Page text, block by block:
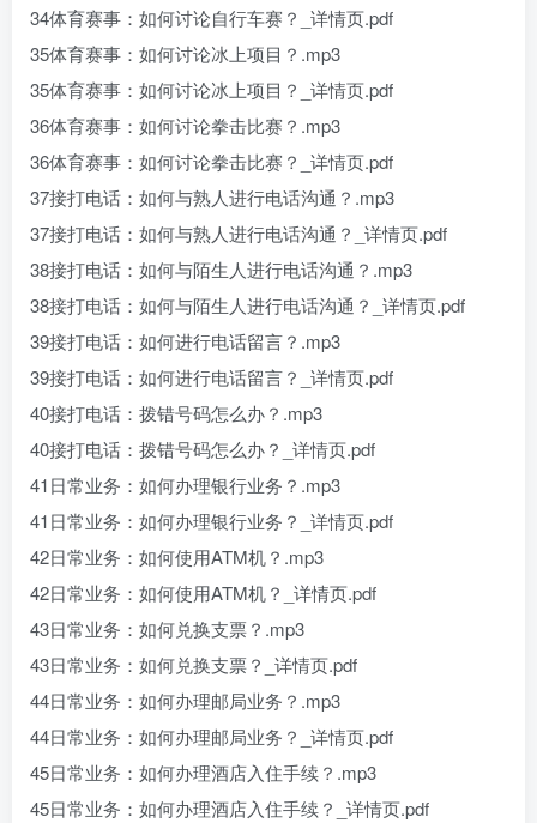
34体育赛事：如何讨论自行车赛？_详情页.pdf
35体育赛事：如何讨论冰上项目？.mp3
35体育赛事：如何讨论冰上项目？_详情页.pdf
36体育赛事：如何讨论拳击比赛？.mp3
36体育赛事：如何讨论拳击比赛？_详情页.pdf
37接打电话：如何与熟人进行电话沟通？.mp3
37接打电话：如何与熟人进行电话沟通？_详情页.pdf
38接打电话：如何与陌生人进行电话沟通？.mp3
38接打电话：如何与陌生人进行电话沟通？_详情页.pdf
39接打电话：如何进行电话留言？.mp3
39接打电话：如何进行电话留言？_详情页.pdf
40接打电话：拨错号码怎么办？.mp3
40接打电话：拨错号码怎么办？_详情页.pdf
41日常业务：如何办理银行业务？.mp3
41日常业务：如何办理银行业务？_详情页.pdf
42日常业务：如何使用ATM机？.mp3
42日常业务：如何使用ATM机？_详情页.pdf
43日常业务：如何兑换支票？.mp3
43日常业务：如何兑换支票？_详情页.pdf
44日常业务：如何办理邮局业务？.mp3
44日常业务：如何办理邮局业务？_详情页.pdf
45日常业务：如何办理酒店入住手续？.mp3
45日常业务：如何办理酒店入住手续？_详情页.pdf